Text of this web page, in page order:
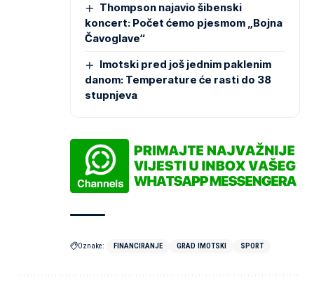
Thompson najavio šibenski
koncert: Počet ćemo pjesmom „Bojna
Čavoglave“
Imotski pred još jednim paklenim
danom: Temperature će rasti do 38
stupnjeva
Oznake: FINANCIRANJE GRAD IMOTSKI SPORT